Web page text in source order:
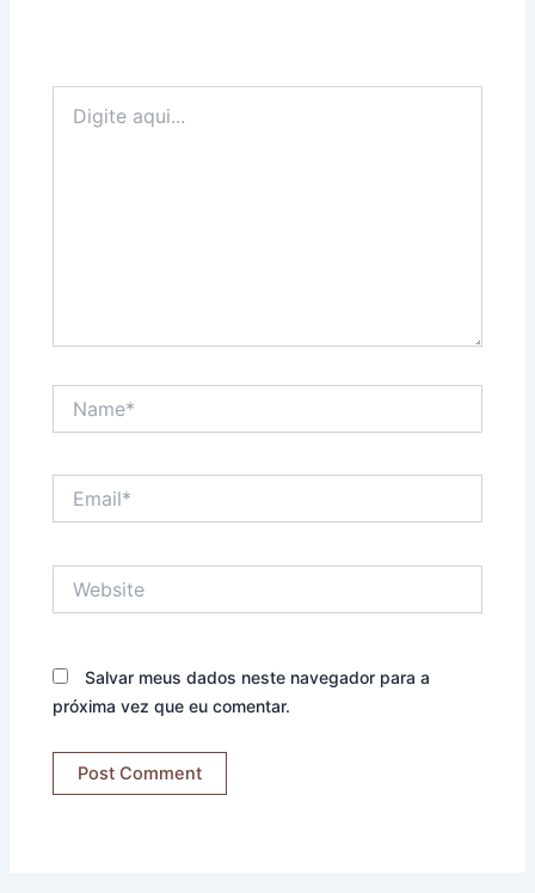
aqui...
Salvar meus dados neste navegador para a
próxima vez que eu comentar.